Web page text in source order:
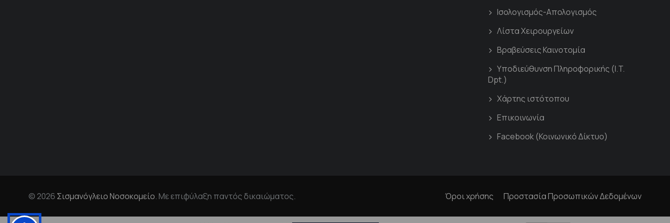
Ισολογισμός-Απολογισμός
Λίστα Χειρουργείων
Βραβεύσεις Καινοτομία
Υποδιεύθυνση Πληροφορικής (I.T.
Dpt.)
Χάρτης ιστότοπου
Επικοινωνία
Facebook (Κοινωνικό Δίκτυο)
© 2026 Σισμανόγλειο Νοσοκομείο. Με επιφύλαξη παντός δικαιώματος. Όροι χρήσης Προστασία Προσωπικών Δεδομένων